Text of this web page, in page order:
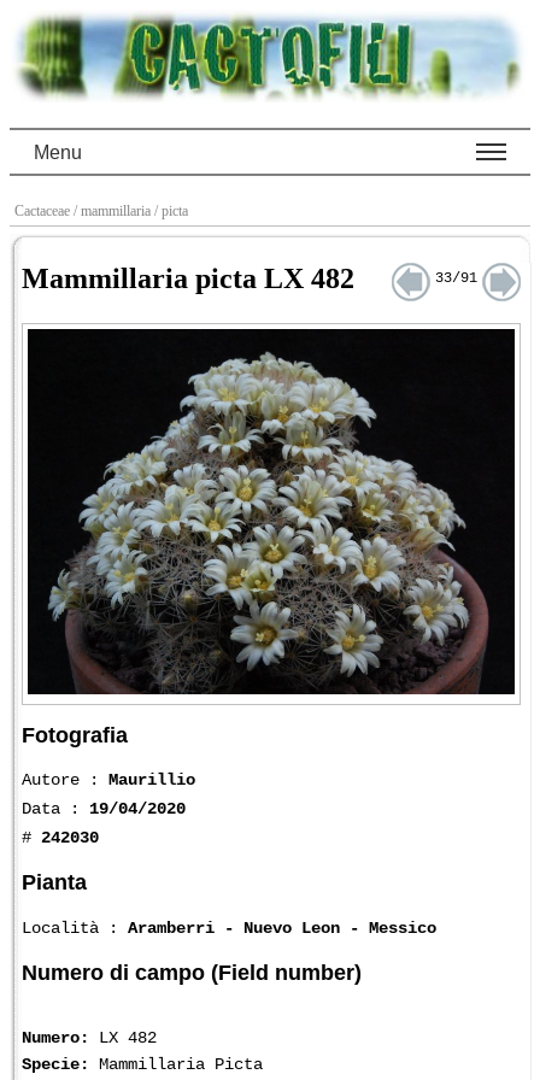
Menu
Cactaceae / mammillaria / picta
Mammillaria picta LX 482 33/91
Fotografia
Autore : Maurillio
Data : 19/04/2020
# 242030
Pianta
Località : Aramberri - Nuevo Leon - Messico
Numero di campo (Field number)
Numero:
LX 482
Specie:
Mammillaria Picta